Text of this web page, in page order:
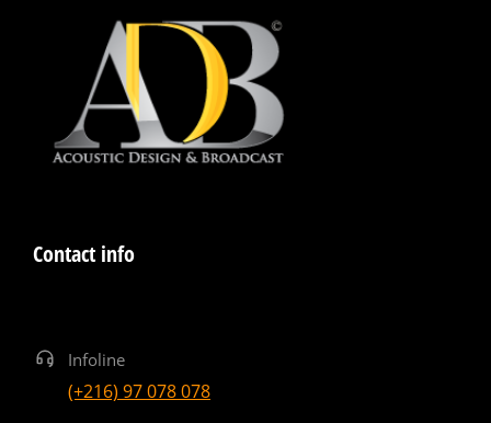
Contact info
Infoline
(+216) 97 078 078